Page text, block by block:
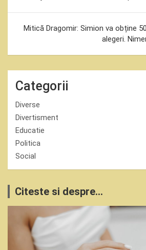
articole
Mitică Dragomir: Simion va obține
alegeri.
Categorii
Diverse
Divertisment
Educatie
Politica
Social
Citeste si despre...